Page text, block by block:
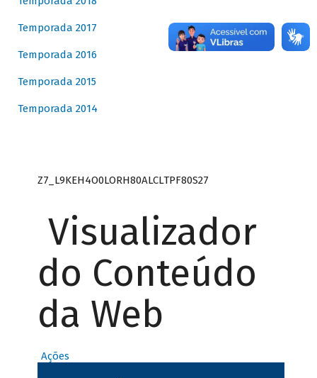
Temporada 2017
Temporada 2016
Temporada 2015
Temporada 2014
Z7_L9KEH4O0LORH80ALCLTPF80S27
Visualizador
do Conteúdo
da Web
Ações